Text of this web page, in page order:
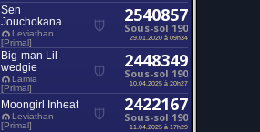
Sen
Jouchokana
Leviathan
[Primal]
2540857
Sous-sol 190
29.01.2020 à 09h34
Big-man Lil-
wedgie
Lamia
[Primal]
2448349
Sous-sol 190
10.04.2025 à 20h27
Moongirl Inheat
Leviathan
[Primal]
2422167
Sous-sol 190
11.04.2025 à 17h29